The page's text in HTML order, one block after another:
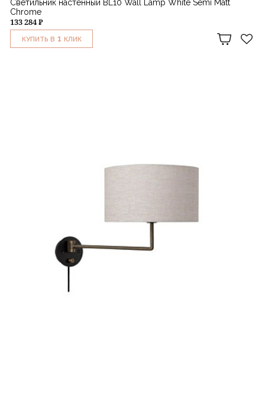
Светильник настенный BL10 Wall Lamp White Semi Matt
Chrome
133 284 ₽
КУПИТЬ В 1 КЛИК